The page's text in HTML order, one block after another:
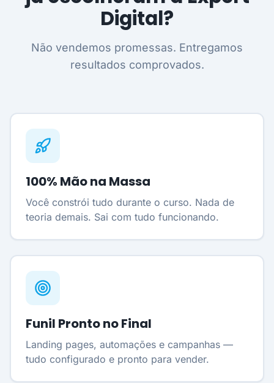
Digital?
Não vendemos promessas. Entregamos
resultados comprovados.
100% Mão na Massa
Você constrói tudo durante o curso. Nada de
teoria demais. Sai com tudo funcionando.
Funil Pronto no Final
Landing pages, automações e campanhas —
tudo configurado e pronto para vender.